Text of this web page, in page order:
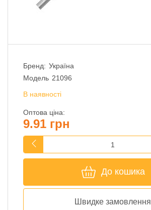
Бренд: Україна
Модель 21096
В наявності
Оптова ціна:
9.91 грн
До кошика
Швидке замовлення